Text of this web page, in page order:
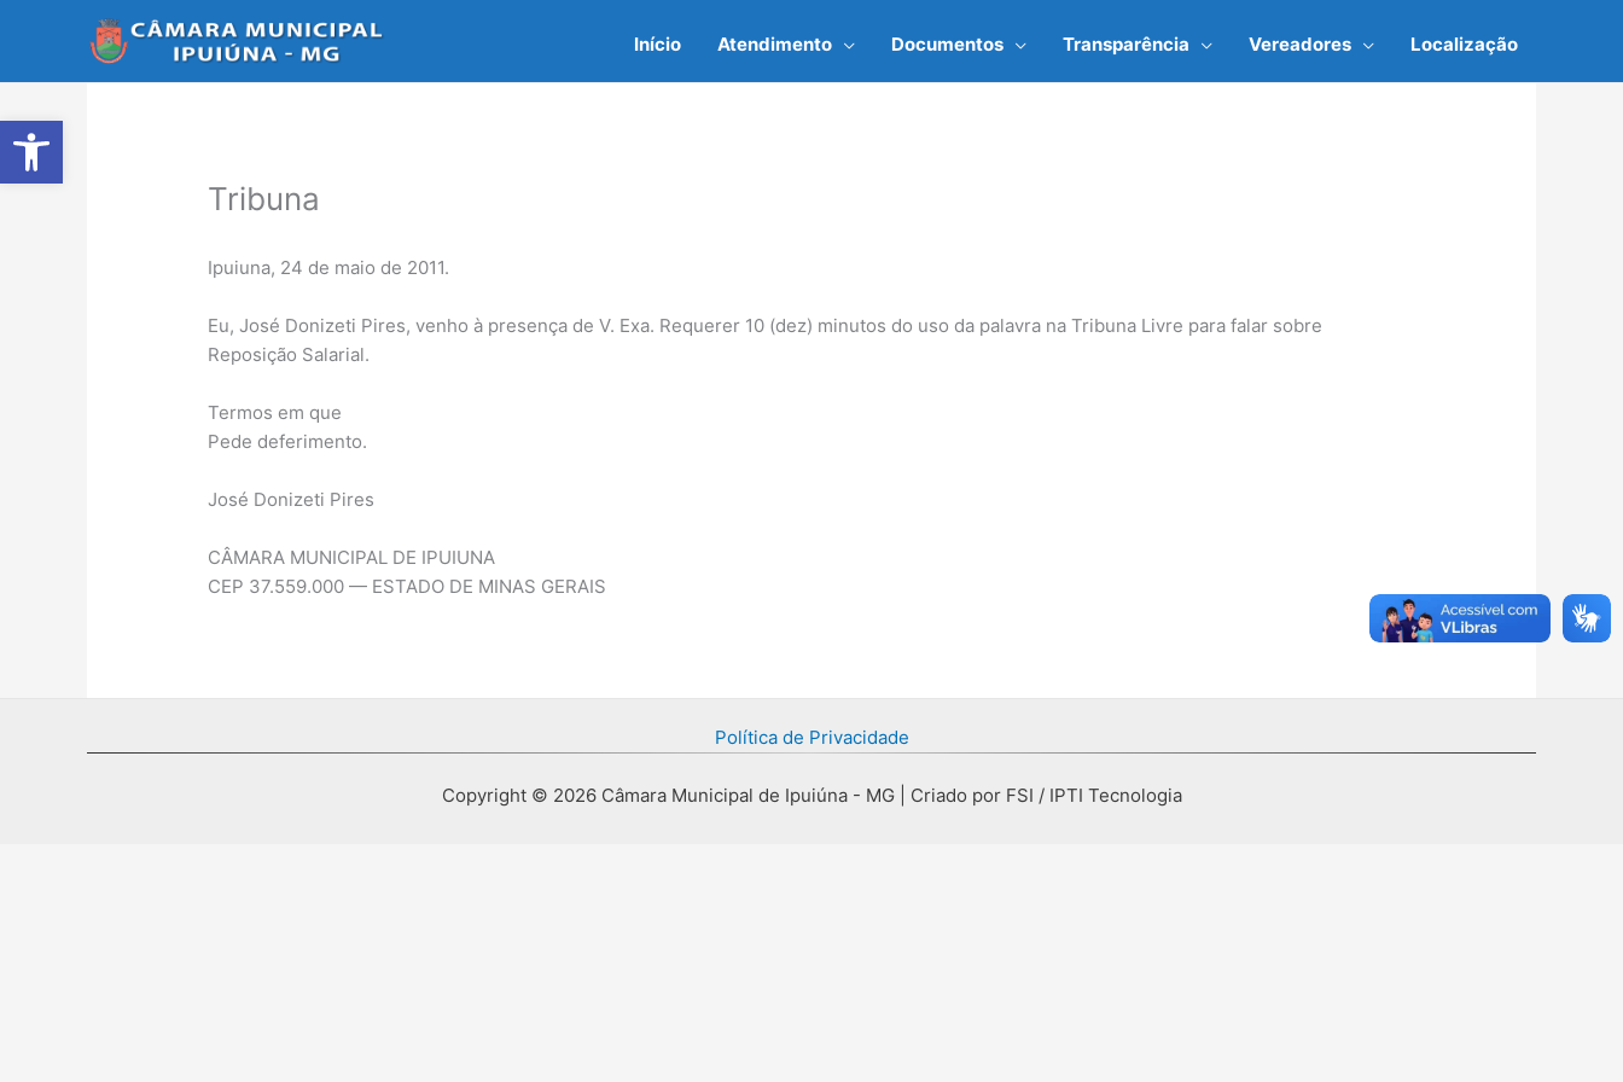
Abrir a barra de ferramentas
Início Atendimento Documentos Transparência Vereadores Localização
Tribuna
Ipuiuna, 24 de maio de 2011.
Eu, José Donizeti Pires, venho à presença de V. Exa. Requerer 10 (dez) minutos do uso da palavra na Tribuna Livre para falar sobre
Reposição Salarial.
Termos em que
Pede deferimento.
José Donizeti Pires
CÂMARA MUNICIPAL DE IPUIUNA
CEP 37.559.000 — ESTADO DE MINAS GERAIS
Política de Privacidade
Copyright © 2026 Câmara Municipal de Ipuiúna - MG | Criado por FSI / IPTI Tecnologia